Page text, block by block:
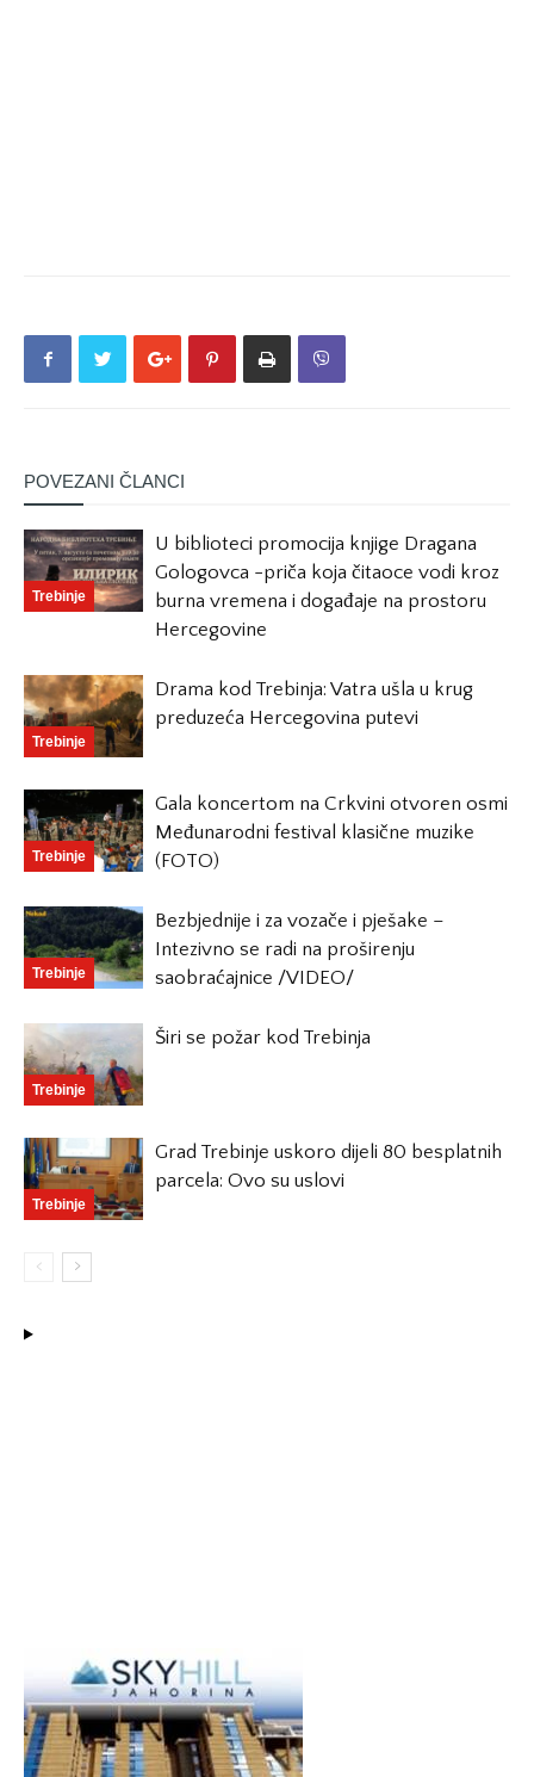
POVEZANI ČLANCI
Trebinje
U biblioteci promocija knjige Dragana
Gologovca -priča koja čitaoce vodi kroz
burna vremena i događaje na prostoru
Hercegovine
Trebinje
Drama kod Trebinja: Vatra ušla u krug
preduzeća Hercegovina putevi
Trebinje
Gala koncertom na Crkvini otvoren osmi
Međunarodni festival klasične muzike
(FOTO)
Trebinje
Bezbjednije i za vozače i pješake –
Intezivno se radi na proširenju
saobraćajnice /VIDEO/
Trebinje
Širi se požar kod Trebinja
Trebinje
Grad Trebinje uskoro dijeli 80 besplatnih
parcela: Ovo su uslovi